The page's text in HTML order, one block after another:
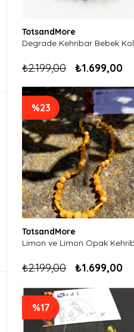
TotsandMore
Degrade Kehribar Bebek
₺1.699,00
₺2.199,00
%23
TotsandMore
₺1.699,00
₺2.199,00
%17